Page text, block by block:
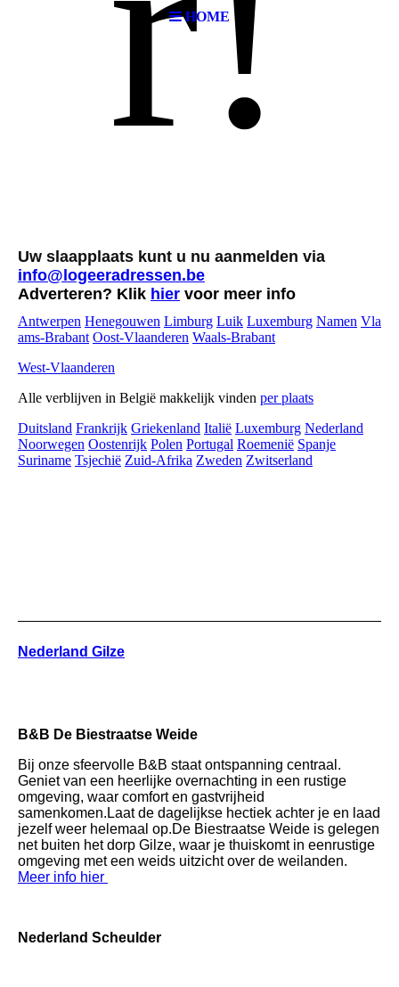
HOME
Uw slaapplaats kunt u nu aanmelden via
info@logeeradressen.be
Adverteren? Klik hier voor meer info
Antwerpen Henegouwen Limburg Luik Luxemburg Namen Vla
ams-Brabant Oost-Vlaanderen Waals-Brabant
West-Vlaanderen
Alle verblijven in België makkelijk vinden per plaats
Duitsland Frankrijk Griekenland Italië Luxemburg Nederland
Noorwegen Oostenrijk Polen Portugal Roemenië Spanje
Suriname Tsjechië Zuid-Afrika Zweden Zwitserland
Nederland Gilze
B&B De Biestraatse Weide
Bij onze sfeervolle B&B staat ontspanning centraal.
Geniet van een heerlijke overnachting in een rustige
omgeving, waar comfort en gastvrijheid
samenkomen.Laat de dagelijkse hectiek achter je en laad
jezelf weer helemaal op.De Biestraatse Weide is gelegen
net buiten het dorp Gilze, waar je thuiskomt in eenrustige
omgeving met een weids uitzicht over de weilanden.
Meer info hier
Nederland Scheulder